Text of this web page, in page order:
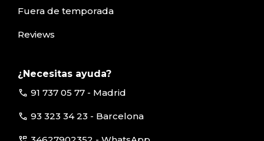
Fuera de temporada
Reviews
¿Necesitas ayuda?
call 91 737 05 77 - Madrid
call 93 323 34 23 - Barcelona